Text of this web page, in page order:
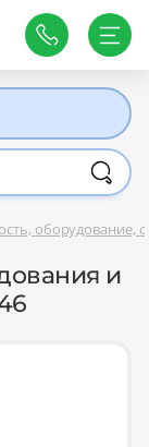
оборудование,
и